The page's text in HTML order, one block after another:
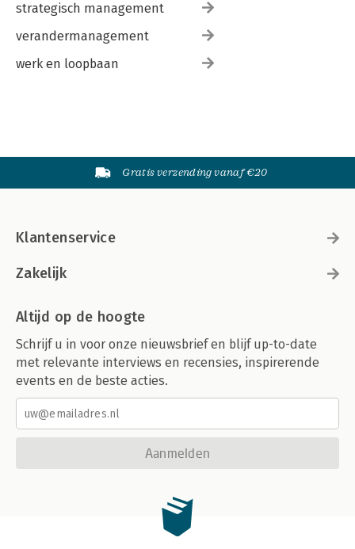
strategisch management
verandermanagement
werk en loopbaan
Gratis verzending vanaf €20
Klantenservice
Zakelijk
Altijd op de hoogte
Schrijf u in voor onze nieuwsbrief en blijf up-to-date
met relevante interviews en recensies, inspirerende
events en de beste acties.
Aanmelden